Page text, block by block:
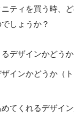
ティを買う時、
しょうか？
デザインかどうか
インかどうか（
てくれるデザイ